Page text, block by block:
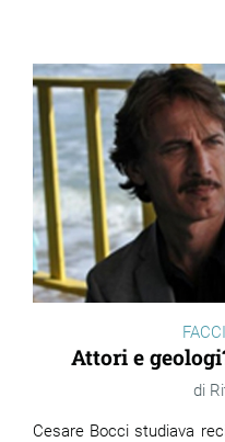
Attori e
Cesare Bocci studiava